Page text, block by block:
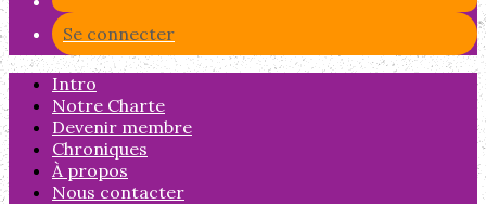
Se connecter
Intro
Notre Charte
Devenir membre
Chroniques
À propos
Nous contacter